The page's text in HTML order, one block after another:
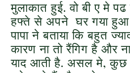
मुलाकात हुई. वो बी ए मे पढ
हफ्ते से अपने घर गया हुआ
पापा ने बताया कि बहुत
कारण ना तो रैंगिग है और
याद आती है. असल मे,